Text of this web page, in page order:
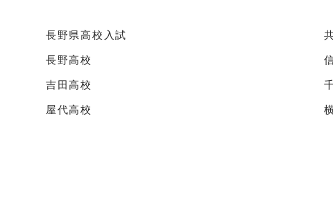
長野県高校入試
長野高校
吉田高校
屋代高校